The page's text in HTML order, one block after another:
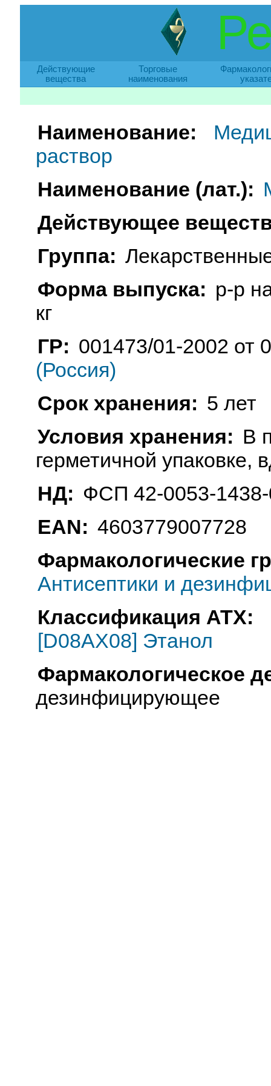
Действующие
вещества
Торговые
наименования
Наименование:
раствор
Наименование (лат.):
Действующее
Группа:
Форма выпуска: р-р
кг
ГР: 001473/01-2002 от
(Россия)
Срок хранения: 5 лет
Условия хранения: В
герметичной упаковке,
НД: ФСП 42-0053-
EAN: 4603779007728
Фармакологические
Антисептики и
Классификация АТХ:
[D08AX08] Этанол
Фармакологическое
дезинфицирующее